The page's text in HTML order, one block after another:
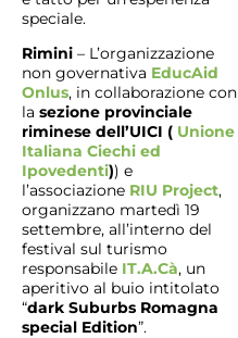
speciale.
Rimini – L’organizzazione
non governativa EducAid
Onlus, in collaborazione con
la sezione provinciale
riminese dell’UICI ( Unione
Italiana Ciechi ed
Ipovedenti)) e
l’associazione RIU Project,
organizzano martedì 19
settembre, all’interno del
festival sul turismo
responsabile IT.A.Cà, un
aperitivo al buio intitolato
“dark Suburbs Romagna
special Edition”.